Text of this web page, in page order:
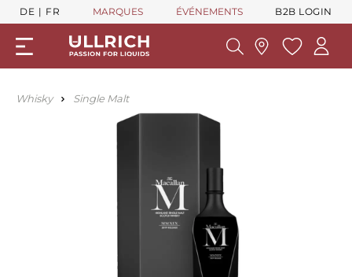
DE FR MARQUES ÉVÉNEMENTS B2B LOGIN
Whisky Single Malt